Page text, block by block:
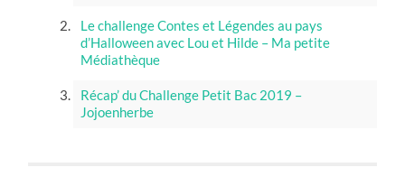
Le challenge Contes et Légendes au pays
d’Halloween avec Lou et Hilde – Ma petite
Médiathèque
Récap’ du Challenge Petit Bac 2019 –
Jojoenherbe